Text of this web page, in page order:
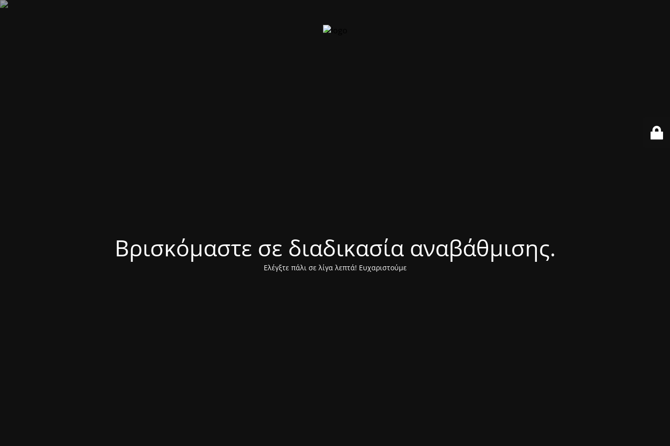
Βρισκόμαστε σε διαδικασία αναβάθμισης.
Ελέγξτε πάλι σε λίγα λεπτά! Ευχαριστούμε